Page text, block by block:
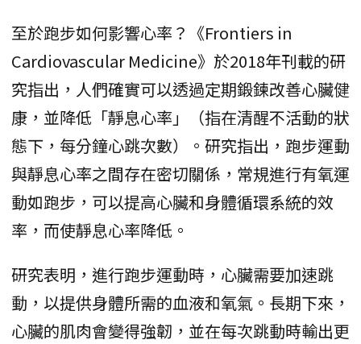
至於跑步如何影響心率？《Frontiers in
Cardiovascular Medicine》於2018年刊載的研
究指出，人們確實可以透過定期鍛鍊改善心臟健
康，並降低「靜息心率」（指在清醒不活動的狀
態下，每分鐘心跳次數）。研究指出，跑步運動
與靜息心率之間存在密切關係，常規進行有氧運
動如跑步，可以提高心臟和身體循環系統的效
率，而使靜息心率降低。
研究表明，進行跑步運動時，心臟需要加速跳
動，以提供身體所需的血液和氧氣。長期下來，
心臟的肌肉會變得強韌，並在每次跳動時輸出更